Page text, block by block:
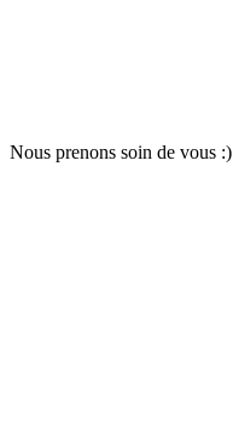
Nous prenons soin de vous :)